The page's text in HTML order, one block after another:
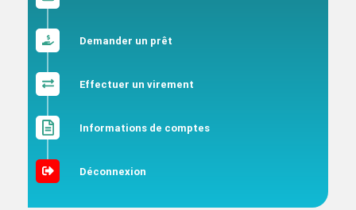
Demander un prêt
Effectuer un virement
Informations de comptes
Déconnexion